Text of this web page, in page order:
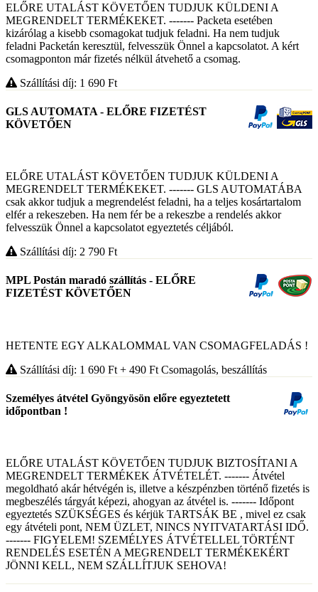
ELŐRE UTALÁST KÖVETŐEN TUDJUK KÜLDENI A
MEGRENDELT TERMÉKEKET. ------- Packeta esetében
kizárólag a kisebb csomagokat tudjuk feladni. Ha nem tudjuk
feladni Packetán keresztül, felvesszük Önnel a kapcsolatot. A kért
csomagponton már fizetés nélkül átvehető a csomag.
Szállítási díj: 1 690 Ft
GLS AUTOMATA - ELŐRE FIZETÉST
KÖVETŐEN
ELŐRE UTALÁST KÖVETŐEN TUDJUK KÜLDENI A
MEGRENDELT TERMÉKEKET. ------- GLS AUTOMATÁBA
csak akkor tudjuk a megrendelést feladni, ha a teljes kosártartalom
elfér a rekeszeben. Ha nem fér be a rekeszbe a rendelés akkor
felvesszük Önnel a kapcsolatot egyeztetés céljából.
Szállítási díj: 2 790 Ft
MPL Postán maradó szállítás - ELŐRE
FIZETÉST KÖVETŐEN
HETENTE EGY ALKALOMMAL VAN CSOMAGFELADÁS !
Szállítási díj: 1 690 Ft + 490 Ft Csomagolás, beszállítás
Személyes átvétel Gyöngyösön előre egyeztetett
időpontban !
ELŐRE UTALÁST KÖVETŐEN TUDJUK BIZTOSÍTANI A
MEGRENDELT TERMÉKEK ÁTVÉTELÉT. ------- Átvétel
megoldható akár hétvégén is, illetve a készpénzben történő fizetés is
megbeszélés tárgyát képezi, ahogyan az átvétel is. ------- Időpont
egyeztetés SZÜKSÉGES és kérjük TARTSÁK BE , mivel ez csak
egy átvételi pont, NEM ÜZLET, NINCS NYITVATARTÁSI IDŐ.
------- FIGYELEM! SZEMÉLYES ÁTVÉTELLEL TÖRTÉNT
RENDELÉS ESETÉN A MEGRENDELT TERMÉKEKÉRT
JÖNNI KELL, NEM SZÁLLÍTJUK SEHOVA!